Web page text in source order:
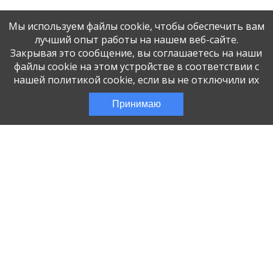
Мы используем файлы cookie, чтобы обеспечить вам
лучший опыт работы на нашем веб-сайте.
Закрывая это сообщение, вы соглашаетесь на наши
файлы cookie на этом устройстве в соответствии с
нашей политикой cookie, если вы не отключили их
Принимаю